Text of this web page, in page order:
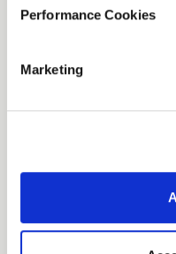
Performance Cookies
Marketing
iMEdD Lab εργάζεται
αυτή ενημερωμένη,
ελληνικών Aρχών να
(ΕΟΔΥ)
ανακοινώνει τον
επανασχεδίασε τη